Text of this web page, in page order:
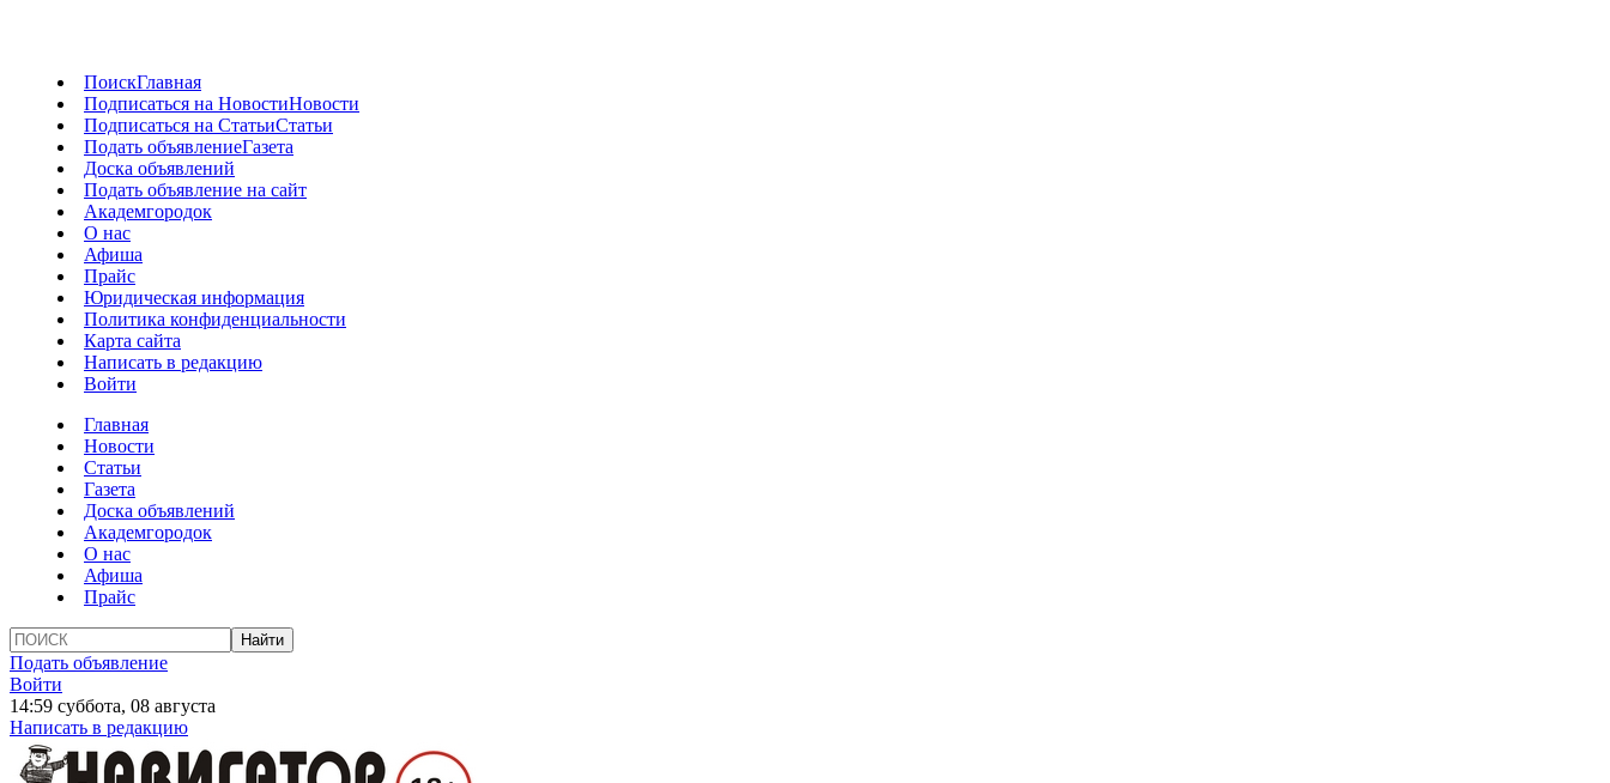
ПоискГлавная
Подписаться на НовостиНовости
Подписаться на СтатьиСтатьи
Подать объявлениеГазета
Доска объявлений
Подать объявление на сайт
Академгородок
О нас
Афиша
Прайс
Юридическая информация
Политика конфиденциальности
Карта сайта
Написать в редакцию
Войти
Главная
Новости
Статьи
Газета
Доска объявлений
Академгородок
О нас
Афиша
Прайс
Подать объявление
Войти
14:59 суббота, 08 августа
Написать в редакцию